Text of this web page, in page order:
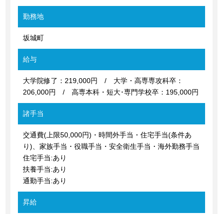
勤務地
坂城町
給与
大学院修了：219,000円 / 大学・高専専攻科卒：
206,000円 / 高専本科・短大･専門学校卒：195,000円
諸手当
交通費(上限50,000円)・時間外手当・住宅手当(条件あ
り)、家族手当・役職手当・安全衛生手当・海外勤務手当
住宅手当:あり
扶養手当:あり
通勤手当:あり
昇給